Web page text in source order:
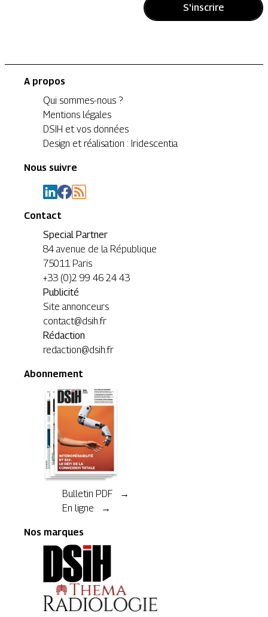
S'inscrire
A propos
Qui sommes-nous ?
Mentions légales
DSIH et vos données
Design et réalisation : Iridescentia
Nous suivre
Contact
Special Partner
84 avenue de la République
75011 Paris
+33 (0)2 99 46 24 43
Publicité
Site annonceurs
contact@dsih.fr
Rédaction
redaction@dsih.fr
Abonnement
Bulletin PDF →
En ligne →
Nos marques